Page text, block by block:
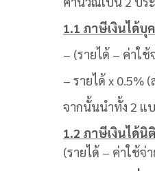
1.1 ภาษีเงินได้บุ
– (รายได้ – ค่าใ
– รายได้ x 0.5%
จากนั้นนำทั้ง 2 แ
1.2 ภาษีเงินได้นิ
(รายได้ – ค่าใช้จ่